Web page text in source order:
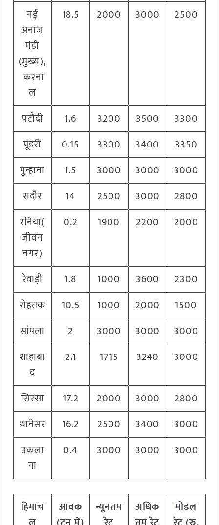
नई
अनाज
मंडी
(मुख्य),
करना
ल
18.5 2000 3000 2500
पटौदी 1.6 3200 3500
3300
पूंडरी
0.15 3300 3400
3350
पुन्हाना
1.5 3000 3000
3000
रादौर
14 2500 3000
2800
रनिया(
जीवन
नगर)
0.2 1900 2200 2000
रेवाड़ी 1.8 1000 3600
2300
रोहतक
10.5 1000 2000
1500
सांपला
2 3000 3000
3000
शाहाबा
द
2.1 1715 3240 3000
सिरसा 17.2 2000 3000
2800
थानेसर
16.2 2500 3400
3000
उकला
ना
0.4 3000 3000 3000
हिमाच
आवक
न्यूनतम
अधिक
मोडल